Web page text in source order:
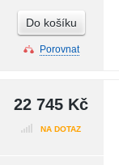
Do košíku
Porovnat
22 745 Kč
NA DOTAZ